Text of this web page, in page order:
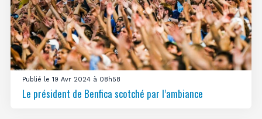
Publié le 19 Avr 2024 à 08h58
Le président de Benfica scotché par l’ambiance